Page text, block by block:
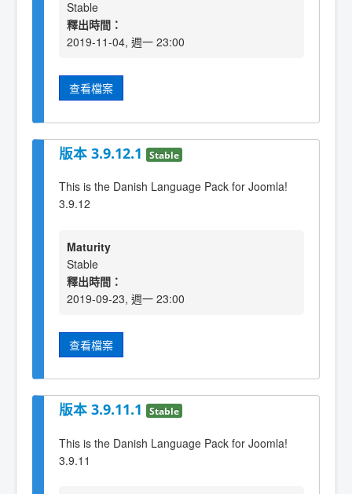
Stable
釋出時間：
2019-11-04, 週一 23:00
查看檔案
版本 3.9.12.1 Stable
This is the Danish Language Pack for Joomla!
3.9.12
Maturity
Stable
釋出時間：
2019-09-23, 週一 23:00
查看檔案
版本 3.9.11.1 Stable
This is the Danish Language Pack for Joomla!
3.9.11